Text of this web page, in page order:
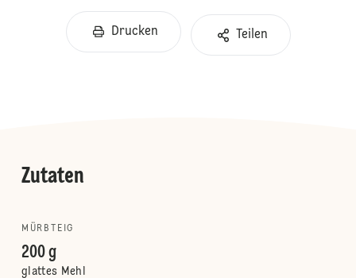
Drucken Teilen
Zutaten
MÜRBTEIG
200 g
glattes Mehl